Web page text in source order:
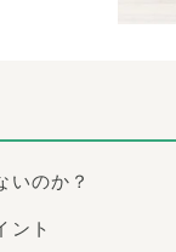
いのか？
ント